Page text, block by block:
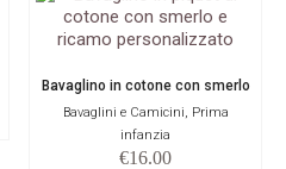
Bavaglino in cotone con smerlo
Bavaglini e Camicini, Prima
infanzia
€16.00